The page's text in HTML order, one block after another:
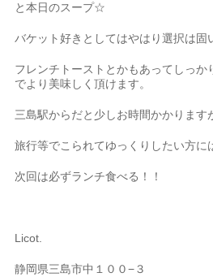
と本日のスープ☆
バケット好きとしてはやはり選択は固
フレンチトーストとかもあってしっか
でより美味しく頂けます。
三島駅からだと少しお時間かかります
旅行等でこられてゆっくりしたい方に
次回は必ずランチ食べる！！
Licot.
静岡県三島市中１００−３